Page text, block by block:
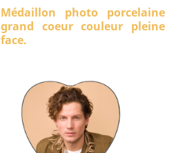
Médaillon photo porcelaine
grand coeur couleur pleine
face.